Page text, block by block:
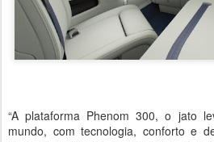
“A plataforma Phenom 300, o jato
mundo, com tecnologia, conforto e